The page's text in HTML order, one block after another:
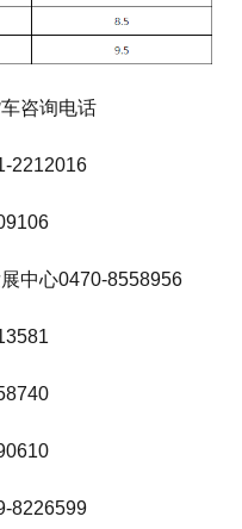
咨询电话
2212016
中心0470-8558956
8226599